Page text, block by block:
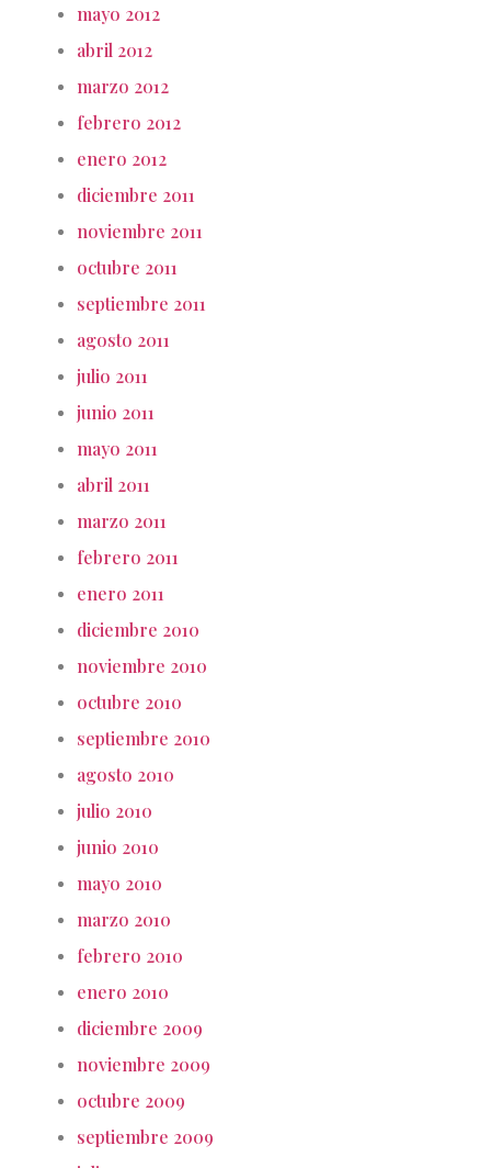
mayo 2012
abril 2012
marzo 2012
febrero 2012
enero 2012
diciembre 2011
noviembre 2011
octubre 2011
septiembre 2011
agosto 2011
julio 2011
junio 2011
mayo 2011
abril 2011
marzo 2011
febrero 2011
enero 2011
diciembre 2010
noviembre 2010
octubre 2010
septiembre 2010
agosto 2010
julio 2010
junio 2010
mayo 2010
marzo 2010
febrero 2010
enero 2010
diciembre 2009
noviembre 2009
octubre 2009
septiembre 2009